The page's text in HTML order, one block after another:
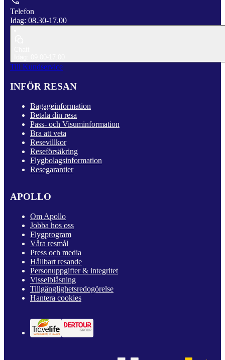
Telefon
Idag: 08.30-17.00
Till Kundservice
INFÖR RESAN
Bagageinformation
Betala din resa
Pass- och Visuminformation
Bra att veta
Resevillkor
Reseförsäkring
Flygbolagsinformation
Resegarantier
APOLLO
Om Apollo
Jobba hos oss
Flygprogram
Våra resmål
Press och media
Hållbart resande
Personuppgifter & integritet
Visselblåsning
Tillgänglighetsredogörelse
Hantera cookies